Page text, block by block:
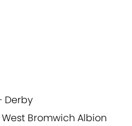
Derby
Bromwich Albion